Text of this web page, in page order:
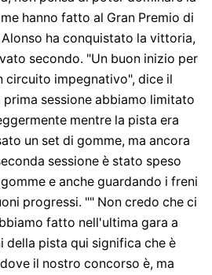
hanno fatto al Gran Premio di
ha conquistato la vittoria,
secondo. "Un buon inizio per
circuito impegnativo", dice il
sessione abbiamo limitato
mentre la pista era
un set di gomme, ma ancora
sessione è stato speso
e anche guardando i freni
progressi. "" Non credo che ci
fatto nell'ultima gara a
della pista qui significa che è
il nostro concorso è, ma